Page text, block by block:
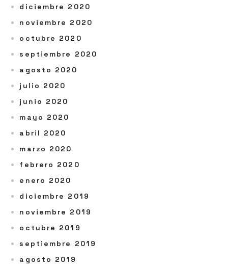
diciembre 2020
noviembre 2020
octubre 2020
septiembre 2020
agosto 2020
julio 2020
junio 2020
mayo 2020
abril 2020
marzo 2020
febrero 2020
enero 2020
diciembre 2019
noviembre 2019
octubre 2019
septiembre 2019
agosto 2019